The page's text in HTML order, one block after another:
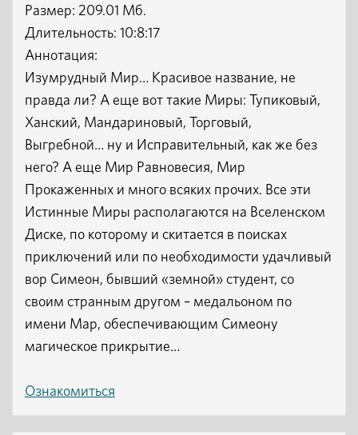
Размер: 209.01 Мб.
Длительность: 10:8:17
Аннотация:
Изумрудный Мир… Красивое название, не
правда ли? А еще вот такие Миры: Тупиковый,
Ханский, Мандариновый, Торговый,
Выгребной… ну и Исправительный, как же без
него? А еще Мир Равновесия, Мир
Прокаженных и много всяких прочих. Все эти
Истинные Миры располагаются на Вселенском
Диске, по которому и скитается в поисках
приключений или по необходимости удачливый
вор Симеон, бывший «земной» студент, со
своим странным другом – медальоном по
имени Мар, обеспечивающим Симеону
магическое прикрытие…
Ознакомиться